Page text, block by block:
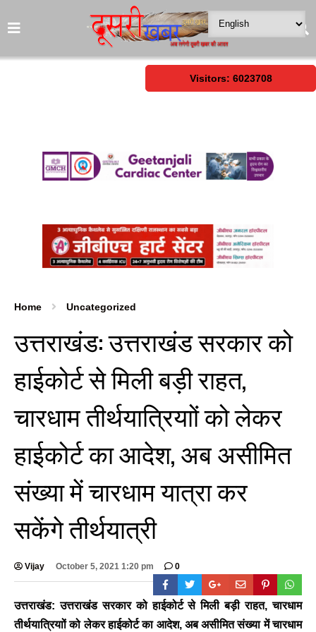
Visitors: 6023708
Home Uncategorized
उत्तराखंड: उत्तराखंड सरकार को
हाईकोर्ट से मिली बड़ी राहत,
चारधाम तीर्थयात्रियाों को लेकर
हाईकोर्ट का आदेश, अब असीमित
संख्या में चारधाम यात्रा कर
सकेंगे तीर्थयात्री
Vijay October 5, 2021 1:20 pm 0
उत्तराखंड: उत्तराखंड सरकार को हाईकोर्ट से मिली बड़ी राहत, चारधाम
तीर्थयात्रियाों को लेकर हाईकोर्ट का आदेश, अब असीमित संख्या में चारधाम
BREAKING NEWS
जयपुर से दुनिया को भारत
का संदेश: ब्रिक्स सम्मेलन में
Vijay
<section class="text-token-
text-primary w-full
focus:outline-none has-data-
writing-block:pointer-events-